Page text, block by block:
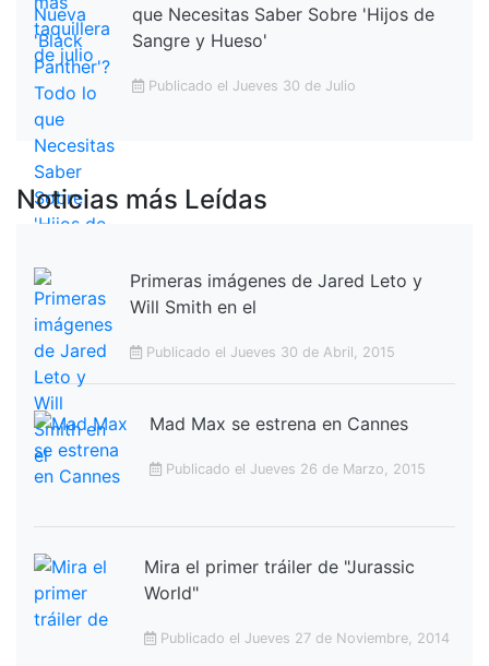
que Necesitas Saber Sobre 'Hijos de
Sangre y Hueso'
Publicado el Jueves 30 de Julio
Noticias más Leídas
Primeras imágenes de Jared Leto y
Will Smith en el
Publicado el Jueves 30 de Abril, 2015
Mad Max se estrena en Cannes
Publicado el Jueves 26 de Marzo, 2015
Mira el primer tráiler de "Jurassic
World"
Publicado el Jueves 27 de Noviembre, 2014